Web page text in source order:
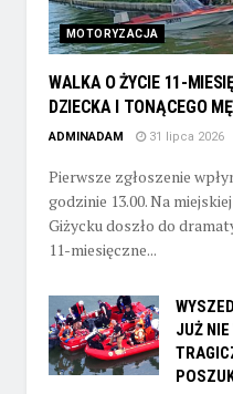
MOTORYZACJA
WALKA O ŻYCIE 11-
DZIECKA I TONĄCEGO
ADMINADAM 31 lipca 2026
Pierwsze zgłoszenie
godzinie 13.00. Na
Giżycku doszło do
11-miesięczne...
JUŻ NIE